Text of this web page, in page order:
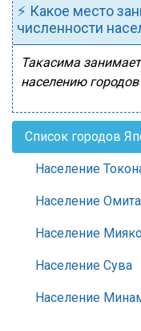
⚡ Какое место
численности
Такасима
населению
Список городов
Население
Население
Население
Население Сува
Население